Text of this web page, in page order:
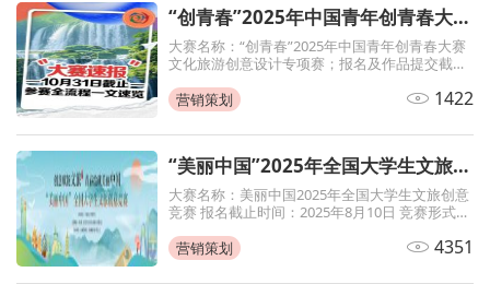
“创青春”2025年中国青年创青春大赛文化旅游创意设计专项赛
大赛名称：“创青春”2025年中国青年创青春大赛
文化旅游创意设计专项赛；报名及作品提交截止
营销策划
1422
“美丽中国”2025年全国大学生文旅创意竞赛官网报名通知
大赛名称：美丽中国2025年全国大学生文旅创意
竞赛 报名截止时间：2025年8月10日 竞赛形式：
http://wljs.52jingsai.com/ 微信扫描下方海报二
维码即
营销策划 4351